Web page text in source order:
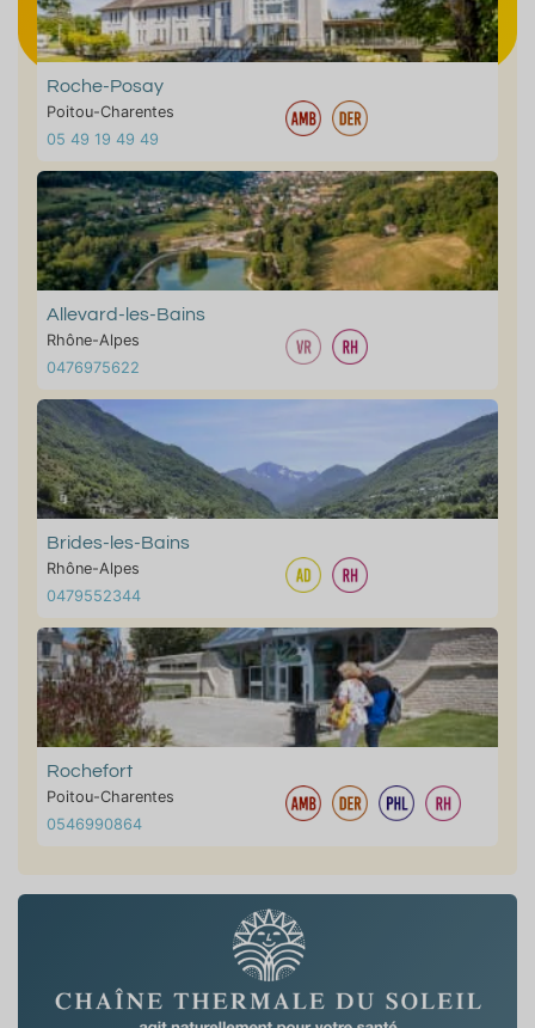
Roche-Posay
Poitou-Charentes
05 49 19 49 49
Allevard-les-Bains
Rhône-Alpes
0476975622
Brides-les-Bains
Rhône-Alpes
0479552344
Rochefort
Poitou-Charentes
0546990864